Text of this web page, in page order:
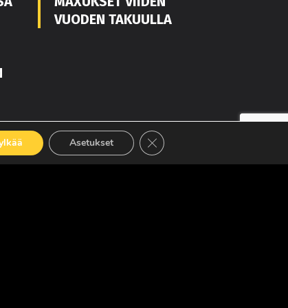
VUODEN TAKUULLA
LUE LISÄÄ
Asetukset Sulje evästebanneri